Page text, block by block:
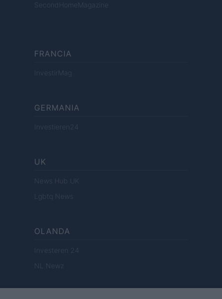
SecondHomeMagazine
FRANCIA
InvestirMag
GERMANIA
Investieren24
UK
News Hub UK
Lgbtq News
OLANDA
Investeren 24
NL Newz